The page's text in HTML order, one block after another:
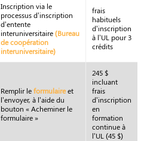
Inscription via le
processus d’inscription
d’entente
interuniversitaire(Bureau
de coopération
interuniversitaire)
frais
habituels
d’inscription
à l’UL pour 3
crédits
Remplir leformulaireet
l’envoyer, à l’aide du
bouton « Acheminer le
formulaire »
245 $
incluant
frais
d’inscription
en
formation
continue à
l’UL (45 $)